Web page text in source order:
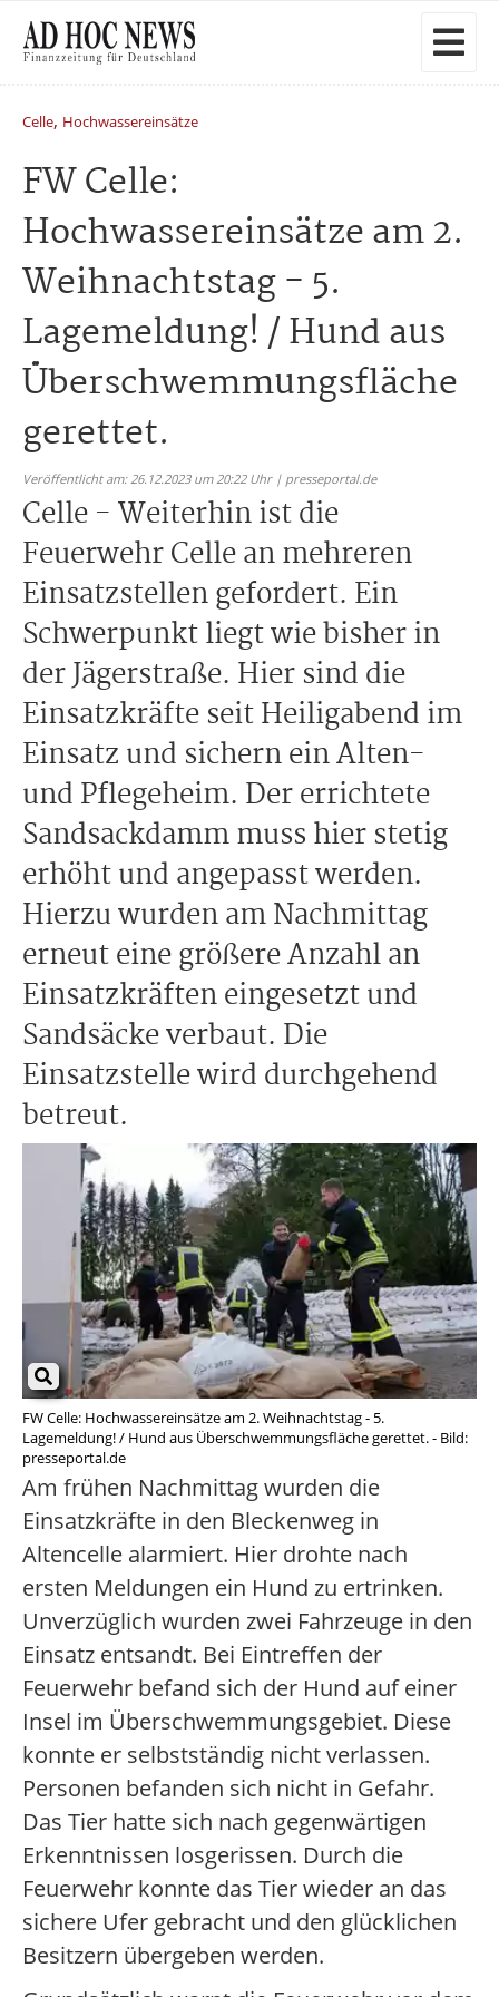
Celle, Hochwassereinsätze
FW Celle:
Hochwassereinsätze am 2.
Weihnachtstag - 5.
Lagemeldung! / Hund aus
Überschwemmungsfläche
gerettet.
Veröffentlicht am: 26.12.2023 um 20:22 Uhr | presseportal.de
Celle - Weiterhin ist die
Feuerwehr Celle an mehreren
Einsatzstellen gefordert. Ein
Schwerpunkt liegt wie bisher in
der Jägerstraße. Hier sind die
Einsatzkräfte seit Heiligabend im
Einsatz und sichern ein Alten-
und Pflegeheim. Der errichtete
Sandsackdamm muss hier stetig
erhöht und angepasst werden.
Hierzu wurden am Nachmittag
erneut eine größere Anzahl an
Einsatzkräften eingesetzt und
Sandsäcke verbaut. Die
Einsatzstelle wird durchgehend
betreut.
FW Celle: Hochwassereinsätze am 2. Weihnachtstag - 5.
Lagemeldung! / Hund aus Überschwemmungsfläche gerettet. - Bild:
presseportal.de
Am frühen Nachmittag wurden die
Einsatzkräfte in den Bleckenweg in
Altencelle alarmiert. Hier drohte nach
ersten Meldungen ein Hund zu ertrinken.
Unverzüglich wurden zwei Fahrzeuge in den
Einsatz entsandt. Bei Eintreffen der
Feuerwehr befand sich der Hund auf einer
Insel im Überschwemmungsgebiet. Diese
konnte er selbstständig nicht verlassen.
Personen befanden sich nicht in Gefahr.
Das Tier hatte sich nach gegenwärtigen
Erkenntnissen losgerissen. Durch die
Feuerwehr konnte das Tier wieder an das
sichere Ufer gebracht und den glücklichen
Besitzern übergeben werden.